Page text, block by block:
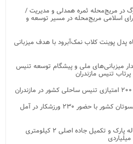
در مریج‌محله ثمره همدلی و مدیریت /
اسلامی مریج‌محله در مسیر توسعه و
پدل پوینت کلاب نمک‌آبرود با هدف میزبانی
میزبانی‌های ملی و پیشگام توسعه تنیس
تنیس مازندران
رقابت‌های کشتی آزاد پیشکسوتان کشور با حضور ۲۳۰ ورزشکار در آمل
پایان پروژه نیمه‌تمام ۱۵ ساله پارک و تکمیل جاده اصلی ۲ کیلومتری